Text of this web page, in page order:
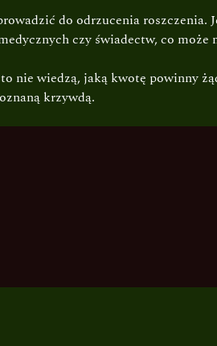
do odrzucenia
czy świadectw, co może
nie wiedzą, jaką kwotę powinny
krzywdą.